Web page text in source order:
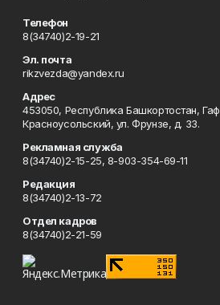
Телефон
8(34740)2-19-21
Эл. почта
rikzvezda@yandex.ru
Адрес
453050, Республика Башкортостан,
Красноусольский, ул. Фрунзе, д. 33.
Рекламная служба
8(34740)2-15-25, 8-903-354-69-11
Редакция
8(34740)2-13-72
Отдел кадров
8(34740)2-21-59